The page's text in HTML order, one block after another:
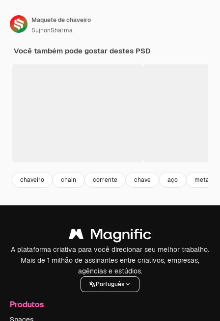
Maquete de chaveiro
SujhonSharma
Você também pode gostar destes PSD
chaveiro chain corrente chave aço metalico
A plataforma criativa para você direcionar seu melhor trabalho.
Mais de 1 milhão de assinantes entre criativos, empresas,
agências e estúdios.
Português
Produtos